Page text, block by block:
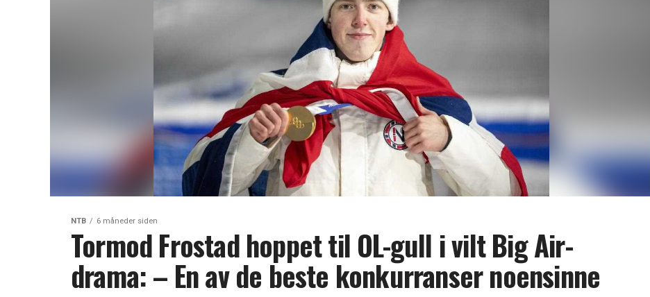
NTB 6 måneder siden
Tormod Frostad hoppet til OL-gull i vilt Big Air-
drama: – En av de beste konkurranser noensinne